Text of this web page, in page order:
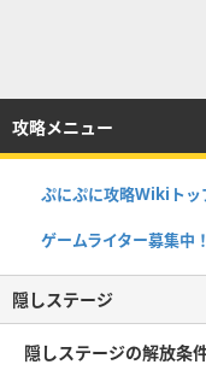
攻略メニュー
ぷにぷに攻略Wikiトッ
ゲームライター募集中！
隠しステージ
隠しステージの解放条